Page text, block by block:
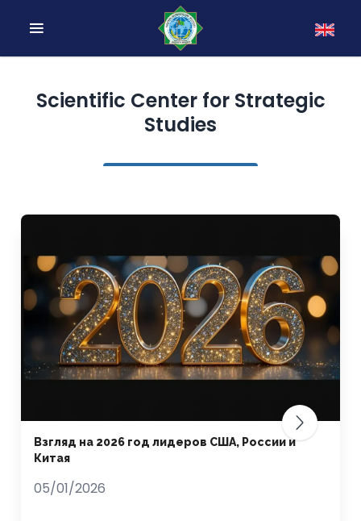
Scientific Center for Strategic
Studies
Взгляд на 2026 год лидеров США, России и
Китая
05/01/2026